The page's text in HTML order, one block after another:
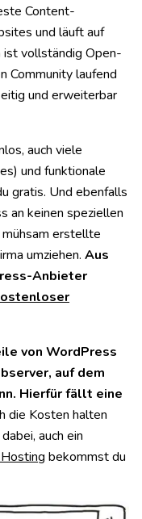
Content-
und läuft auf
vollständig Open-
Community laufend
und erweiterbar
auch viele
und funktionale
gratis. Und ebenfalls
an keinen speziellen
erstellte
umziehen. Aus
Anbieter
von WordPress
auf dem
Hierfür fällt eine
die Kosten halten
auch ein
bekommst du